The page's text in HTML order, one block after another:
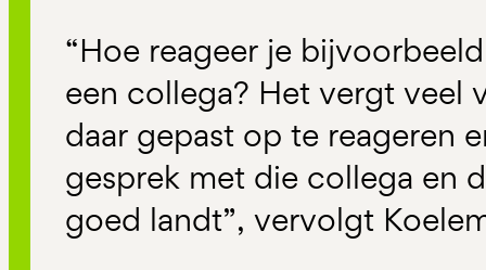
“Hoe reageer je
een collega? Het vergt veel
daar gepast op te reageren
gesprek met die collega en
goed landt”, vervolgt